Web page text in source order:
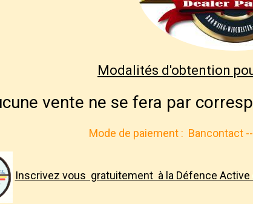
Modalités d'obtention
vente ne se fera par
Mode de paiement : Bancontact
Inscrivez vous gratuitement à la Défence Active